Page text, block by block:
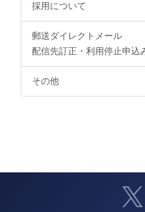
採用について
郵送ダイレクトメール
配信先訂正・利用停止申込
その他